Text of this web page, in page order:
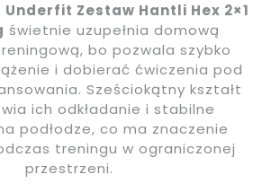
Underfit Zestaw Hantli Hex 2×1
świetnie uzupełnia domową
bo pozwala szybko
i dobierać ćwiczenia pod
Sześciokątny kształt
ich odkładanie i stabilne
podłodze, co ma znaczenie
treningu w ograniczonej
przestrzeni.